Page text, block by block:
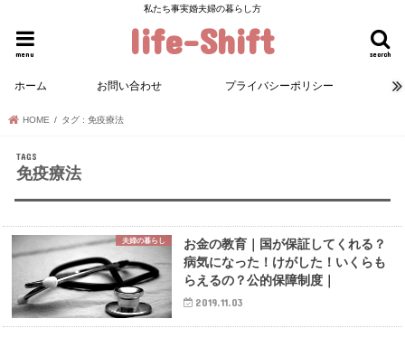
私たち事実婚夫婦の暮らし方
life-Shift search
menu
ホーム お問い合わせ プライバシーポリシー
HOME タグ : 免疫療法
免疫療法
夫婦の暮らし
お金の教育｜国が保証してくれる？
病気になった！けがした！いくらも
らえるの？公的保障制度｜
2019.11.03